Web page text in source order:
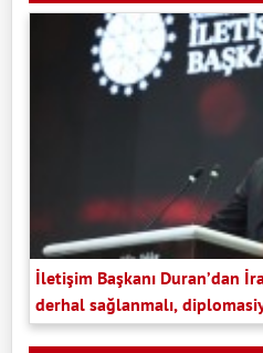
İletişim Başkanı Duran’dan
derhal sağlanmalı,